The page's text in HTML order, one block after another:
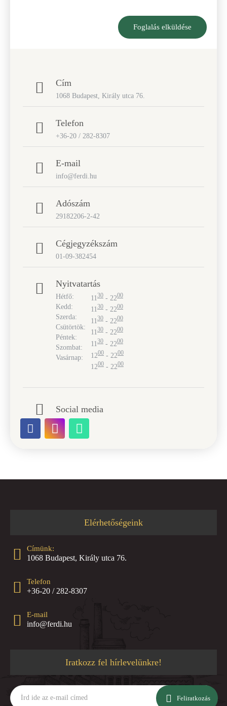
Cím
1068 Budapest, Király utca 76.
Telefon
+36-20 / 282-8307
E-mail
info@ferdi.hu
Adószám
29182206-2-42
Cégjegyzékszám
01-09-382454
Nyitvatartás
Hétfő:
Kedd:
Szerda:
Csütörtök:
Péntek:
Szombat:
Vasárnap:
1130 - 2200
11 30 - 2200
1130 - 2200
1130 - 2200
11 30 - 2200
1200 - 2200
1200 - 2200
Social media
Foglalás elküldése
Elérhetőségeink
Címünk:
1068 Budapest, Király utca 76.
Telefon
+36-20 / 282-8307
E-mail
info@ferdi.hu
Iratkozz fel hírlevelünkre!
Írd
ide
Feliratkozás